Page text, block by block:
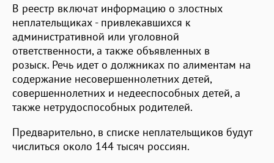
В реестр включат информацию о злостных
неплательщиках - привлекавшихся к
административной или уголовной
ответственности, а также объявленных в
розыск. Речь идет о должниках по алиментам на
содержание несовершеннолетних детей,
совершеннолетних и недееспособных детей, а
также нетрудоспособных родителей.
Предварительно, в списке неплательщиков будут
числиться около 144 тысяч россиян.